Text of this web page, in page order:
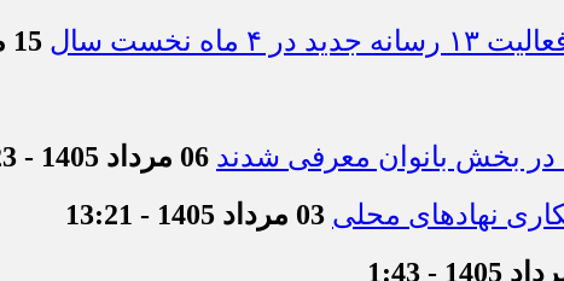
15 مرداد 1405 - 0:03
در بخش بانوان معرفی شدند 06 مرداد 1405 - 12:23
نهادهای محلی 03 مرداد 1405 - 13:21